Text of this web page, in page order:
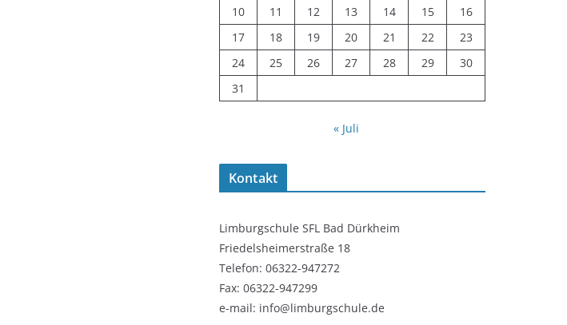
10
11 12 13 14 15
16
17
18 19 20 21 22
23
24
25 26 27 28 29
30
31
« Juli
Kontakt
Limburgschule SFL Bad Dürkheim
Friedelsheimerstraße 18
Telefon: 06322-947272
Fax: 06322-947299
e-mail: info@limburgschule.de